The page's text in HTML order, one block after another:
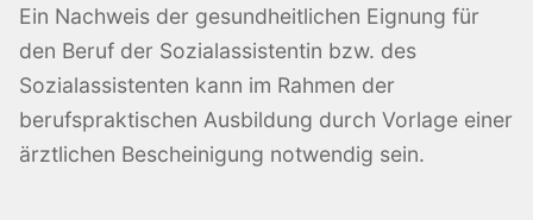
Ein Nachweis der gesundheitlichen Eignung für
den Beruf der Sozialassistentin bzw. des
Sozialassistenten kann im Rahmen der
berufspraktischen Ausbildung durch Vorlage einer
ärztlichen Bescheinigung notwendig sein.